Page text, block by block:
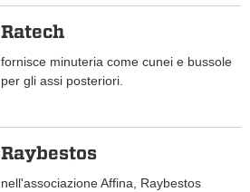
Ratech
fornisce minuteria come cunei e bussole
per gli assi posteriori.
Raybestos
nell'associazione Affina, Raybestos